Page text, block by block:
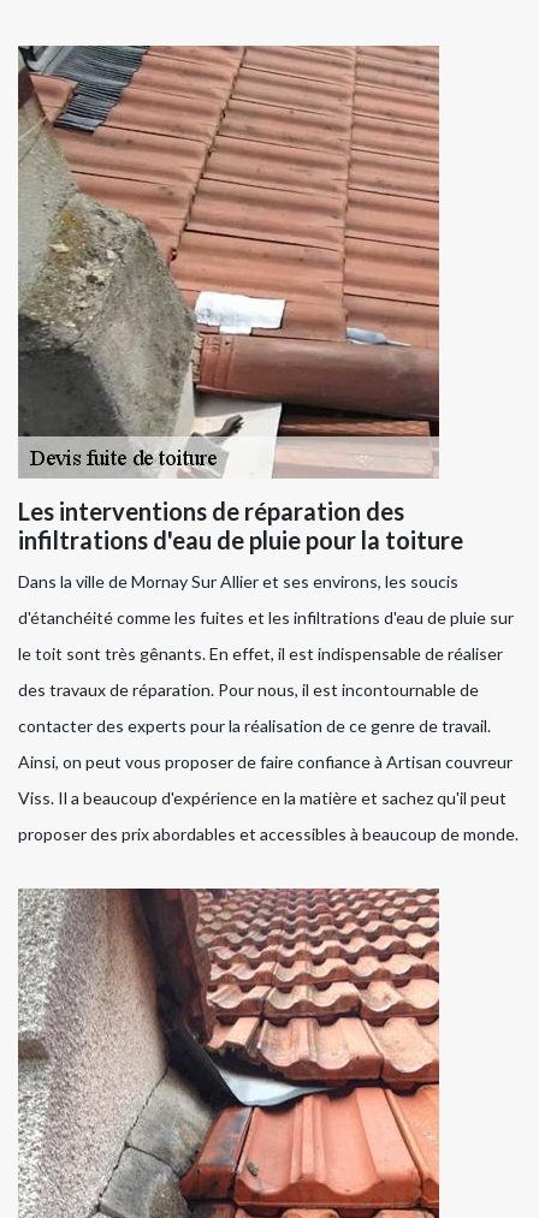
Les interventions de réparation des
infiltrations d'eau de pluie pour la toiture
Dans la ville de Mornay Sur Allier et ses environs, les soucis
d'étanchéité comme les fuites et les infiltrations d'eau de pluie sur
le toit sont très gênants. En effet, il est indispensable de réaliser
des travaux de réparation. Pour nous, il est incontournable de
contacter des experts pour la réalisation de ce genre de travail.
Ainsi, on peut vous proposer de faire confiance à Artisan couvreur
Viss. Il a beaucoup d'expérience en la matière et sachez qu'il peut
proposer des prix abordables et accessibles à beaucoup de monde.